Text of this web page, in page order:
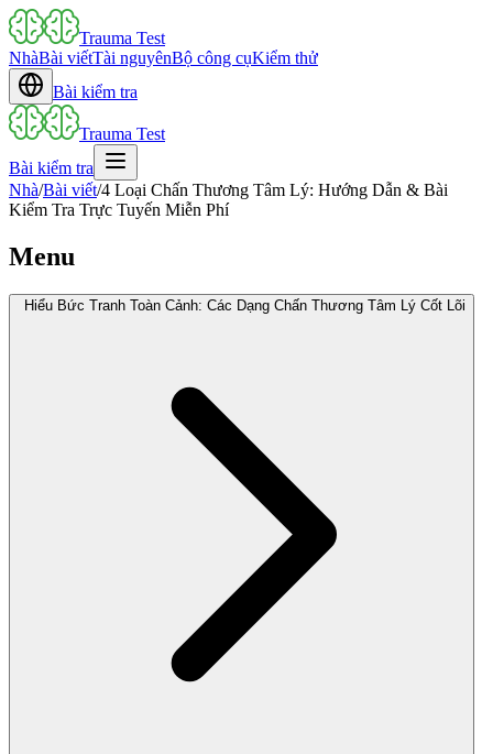
Trauma Test
NhàBài viếtTài nguyênBộ công cụKiểm thử
Bài kiểm tra
Trauma Test
Bài kiểm tra
Nhà/Bài viết/4 Loại Chấn Thương Tâm Lý: Hướng Dẫn & Bài
Kiểm Tra Trực Tuyến Miễn Phí
Menu
Hiểu Bức Tranh Toàn Cảnh: Các Dạng Chấn Thương Tâm Lý Cốt Lõi